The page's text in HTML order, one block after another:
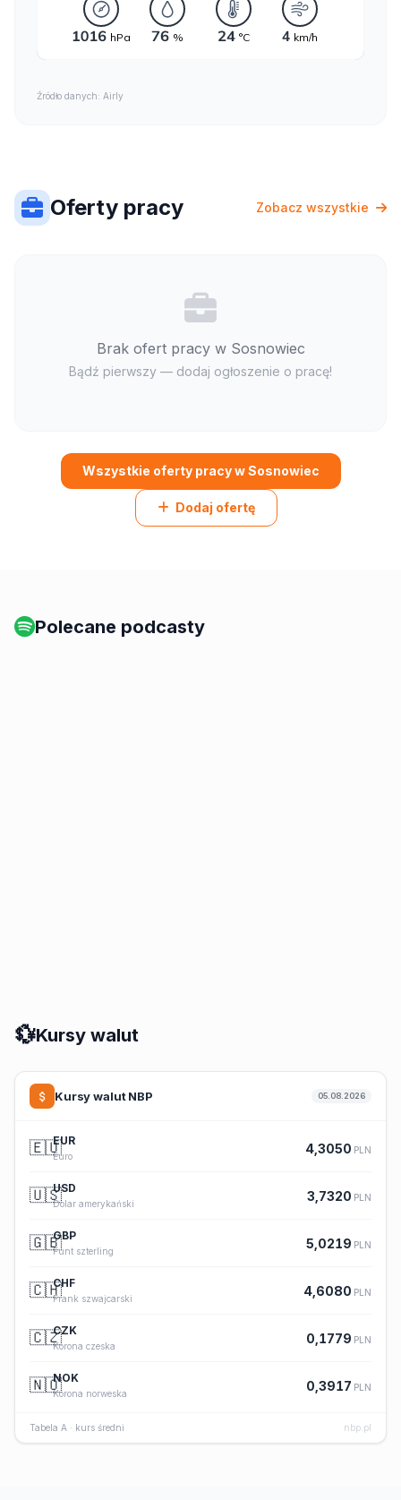
Źródło danych: Airly
Oferty pracy Zobacz wszystkie
Brak ofert pracy w Sosnowiec
Bądź pierwszy — dodaj ogłoszenie o pracę!
Wszystkie oferty pracy w Sosnowiec
Dodaj ofertę
Polecane podcasty
💱Kursy walut
Kursy walut NBP 05.08.2026
🇪🇺EUR
Euro
4,3050 PLN
🇺🇸USD
Dolar amerykański
3,7320 PLN
🇬🇧GBP
Funt szterling
5,0219 PLN
🇨🇭CHF
Frank szwajcarski
4,6080 PLN
🇨🇿CZK
Korona czeska
0,1779 PLN
🇳🇴NOK
Korona norweska
0,3917 PLN
Tabela A · kurs średni nbp.pl